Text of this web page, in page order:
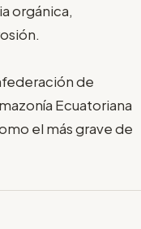
orgánica,
de
Ecuatoriana
el más grave de